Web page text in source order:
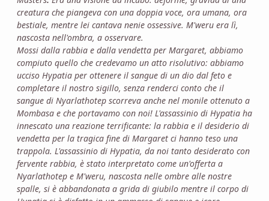
creatura che piangeva con una doppia voce, ora umana, ora
bestiale, mentre lei cantava nenie ossessive. M'weru era lì,
nascosta nell'ombra, a osservare.
Mossi dalla rabbia e dalla vendetta per Margaret, abbiamo
compiuto quello che credevamo un atto risolutivo: abbiamo
ucciso Hypatia per ottenere il sangue di un dio dal feto e
completare il nostro sigillo, senza renderci conto che il
sangue di Nyarlathotep scorreva anche nel monile ottenuto a
Mombasa e che portavamo con noi! L'assassinio di Hypatia ha
innescato una reazione terrificante: la rabbia e il desiderio di
vendetta per la tragica fine di Margaret ci hanno teso una
trappola. L'assassinio di Hypatia, da noi tanto desiderato con
fervente rabbia, è stato interpretato come un'offerta a
Nyarlathotep e M'weru, nascosta nelle ombre alle nostre
spalle, si è abbandonata a grida di giubilo mentre il corpo di